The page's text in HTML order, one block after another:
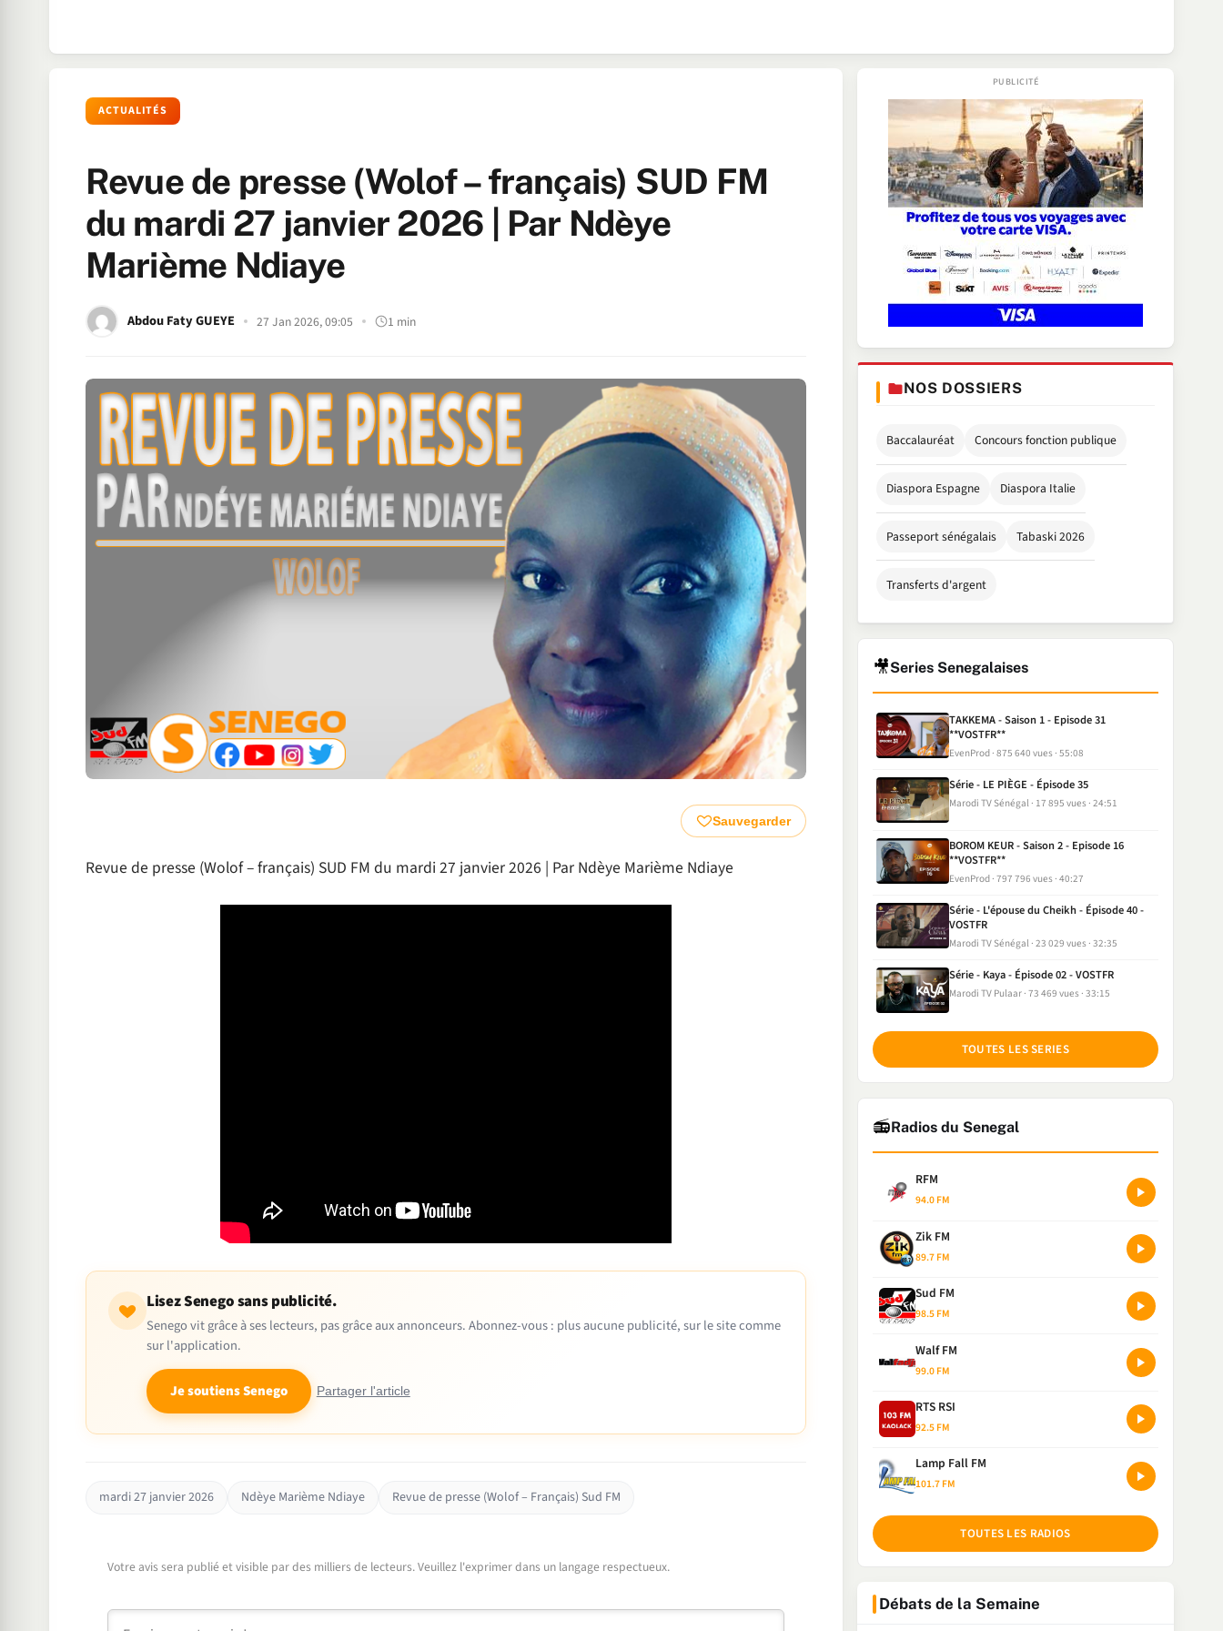
ACTUALITÉS
Revue de presse (Wolof – français) SUD FM
du mardi 27 janvier 2026 | Par Ndèye
Marième Ndiaye
Abdou Faty GUEYE 27 Jan 2026, 09:05 1 min
Sauvegarder
Revue de presse (Wolof – français) SUD FM du mardi 27 janvier 2026 | Par Ndèye Marième Ndiaye
Lisez Senego sans publicité.
Senego vit grâce à ses lecteurs, pas grâce aux annonceurs. Abonnez-vous : plus aucune publicité, sur le site comme
sur l'application.
Je soutiens Senego Partager l'article
mardi 27 janvier 2026 Ndèye Marième Ndiaye Revue de presse (Wolof – Français) Sud FM
Votre avis sera publié et visible par des milliers de lecteurs. Veuillez l'exprimer dans un langage respectueux.
NOS DOSSIERS
Baccalauréat Concours fonction publique
Diaspora Espagne Diaspora Italie
Passeport sénégalais Tabaski 2026
Transferts d'argent
🎥Series Senegalaises
TAKKEMA - Saison 1 - Episode 31
**VOSTFR**
EvenProd 875 640 vues 55:08
Série - LE PIÈGE - Épisode 35
Marodi TV Sénégal 17 895 vues 24:51
BOROM KEUR - Saison 2 - Episode 16
**VOSTFR**
EvenProd 797 796 vues 40:27
Série - L'épouse du Cheikh - Épisode 40 -
VOSTFR
Marodi TV Sénégal 23 029 vues 32:35
Série - Kaya - Épisode 02 - VOSTFR
Marodi TV Pulaar 73 469 vues 33:15
TOUTES LES SERIES
📻Radios du Senegal
RFM
94.0 FM
Zik FM
89.7 FM
Sud FM
98.5 FM
Walf FM
99.0 FM
RTS RSI
92.5 FM
Lamp Fall FM
101.7 FM
TOUTES LES RADIOS
Débats de la Semaine